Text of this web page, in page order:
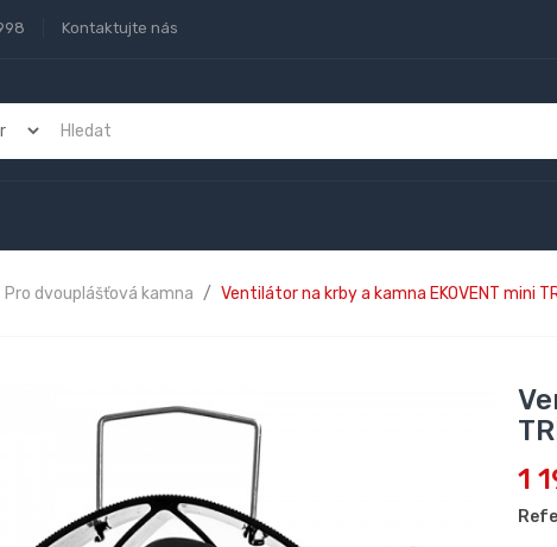
Kontaktujte nás
Pro dvouplášťová kamna Ventilátor na krby a kamna EKOVENT mini
1